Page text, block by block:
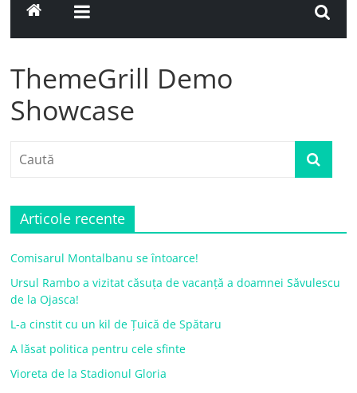
ThemeGrill Demo
Showcase
Articole recente
Comisarul Montalbanu se întoarce!
Ursul Rambo a vizitat căsuța de vacanță a doamnei Săvulescu
de la Ojasca!
L-a cinstit cu un kil de Țuică de Spătaru
A lăsat politica pentru cele sfinte
Vioreta de la Stadionul Gloria